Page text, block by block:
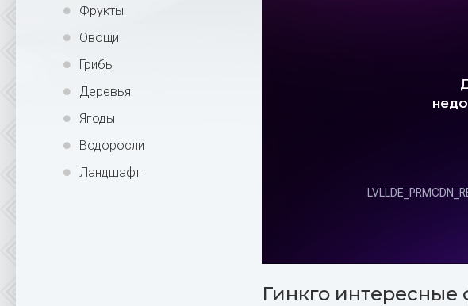
Фрукты
Овощи
Грибы
Деревья
Ягоды
Водоросли
Ландшафт
Гинкго интересные